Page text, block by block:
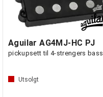
Aguilar AG4MJ-HC PJ
pickupsett til 4-strengers bass
Utsolgt